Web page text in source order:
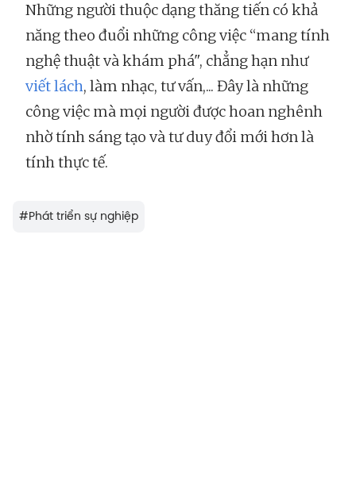
Những người thuộc dạng thăng tiến có khả
năng theo đuổi những công việc “mang tính
nghệ thuật và khám phá", chẳng hạn như
viết lách, làm nhạc, tư vấn,... Đây là những
công việc mà mọi người được hoan nghênh
nhờ tính sáng tạo và tư duy đổi mới hơn là
tính thực tế.
#Phát triển sự nghiệp